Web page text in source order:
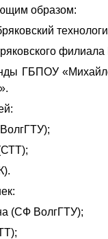
образом:
филиала
ГБПОУ
(СФ ВолгГТУ);